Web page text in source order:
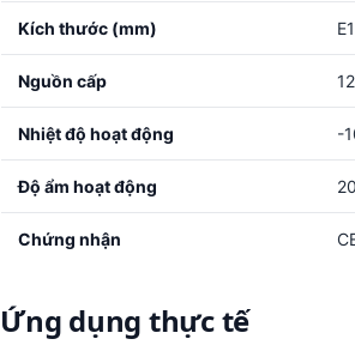
Kích thước (mm)
Nguồn cấp
Nhiệt độ hoạt động -
Độ ẩm hoạt động
Chứng nhận
Ứng dụng thực tế